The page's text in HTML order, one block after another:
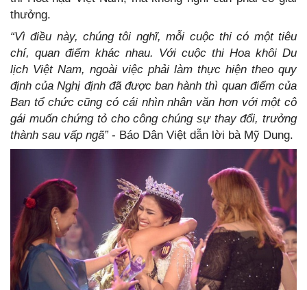
thưởng.
“Vì điều này, chúng tôi nghĩ, mỗi cuộc thi có một tiêu
chí, quan điểm khác nhau. Với cuộc thi Hoa khôi Du
lịch Việt Nam, ngoài việc phải làm thực hiện theo quy
định của Nghị định đã được ban hành thì quan điểm của
Ban tổ chức cũng có cái nhìn nhân văn hơn với một cô
gái muốn chứng tỏ cho công chúng sự thay đổi, trưởng
thành sau vấp ngã”- Báo Dân Việt dẫn lời bà Mỹ Dung.